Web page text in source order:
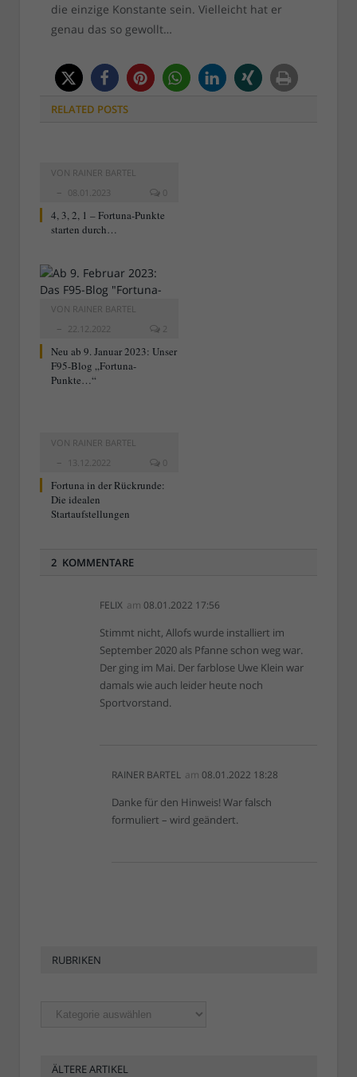
die einzige Konstante sein. Vielleicht hat er
genau das so gewollt…
RELATED POSTS
VON RAINER BARTEL
08.01.2023
0
4, 3, 2, 1 – Fortuna-Punkte
starten durch…
VON RAINER BARTEL
22.12.2022
2
Neu ab 9. Januar 2023: Unser
F95-Blog „Fortuna-
Punkte…“
VON RAINER BARTEL
13.12.2022
0
Fortuna in der Rückrunde:
Die idealen
Startaufstellungen
2 KOMMENTARE
FELIX am 08.01.2022 17:56
Stimmt nicht, Allofs wurde installiert im
September 2020 als Pfanne schon weg war.
Der ging im Mai. Der farblose Uwe Klein war
damals wie auch leider heute noch
Sportvorstand.
RAINER BARTEL am 08.01.2022 18:28
Danke für den Hinweis! War falsch
formuliert – wird geändert.
RUBRIKEN
Rubriken
ÄLTERE ARTIKEL